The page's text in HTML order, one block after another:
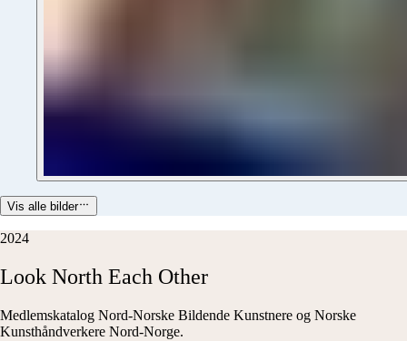
Vis alle bilder
2024
Look North Each Other
Medlemskatalog Nord-Norske Bildende Kunstnere og Norske
Kunsthåndverkere Nord-Norge.